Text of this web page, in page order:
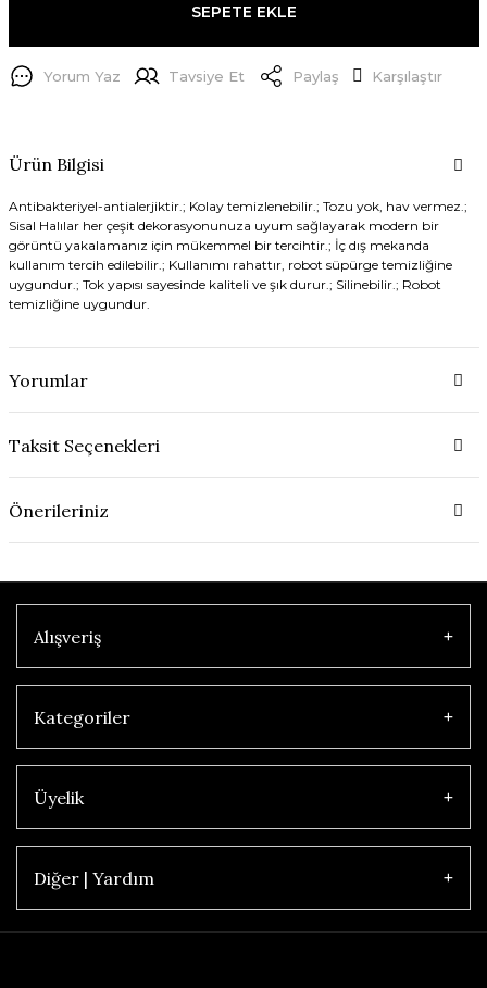
SEPETE EKLE
Yorum Yaz Tavsiye Et Paylaş Karşılaştır
Ürün Bilgisi
Antibakteriyel-antialerjiktir.; Kolay temizlenebilir.; Tozu yok, hav vermez.;
Sisal Halılar her çeşit dekorasyonunuza uyum sağlayarak modern bir
görüntü yakalamanız için mükemmel bir tercihtir.; İç dış mekanda
kullanım tercih edilebilir.; Kullanımı rahattır, robot süpürge temizliğine
uygundur.; Tok yapısı sayesinde kaliteli ve şık durur.; Silinebilir.; Robot
temizliğine uygundur.
Yorumlar
Taksit Seçenekleri
Önerileriniz
Alışveriş
Kategoriler
Üyelik
Diğer | Yardım